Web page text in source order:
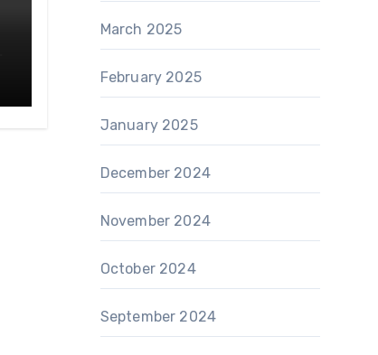
March 2025
February 2025
January 2025
December 2024
November 2024
October 2024
September 2024